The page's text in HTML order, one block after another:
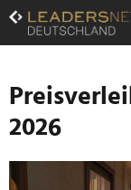
Zum
Inhalt
Zur
Navigation
Zur
Hauptnavigation
2026